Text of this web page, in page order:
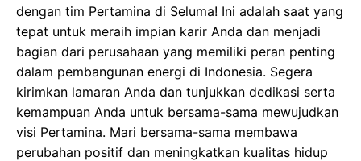
dengan tim Pertamina di Seluma! Ini adalah saat yang
tepat untuk meraih impian karir Anda dan menjadi
bagian dari perusahaan yang memiliki peran penting
dalam pembangunan energi di Indonesia. Segera
kirimkan lamaran Anda dan tunjukkan dedikasi serta
kemampuan Anda untuk bersama-sama mewujudkan
visi Pertamina. Mari bersama-sama membawa
perubahan positif dan meningkatkan kualitas hidup